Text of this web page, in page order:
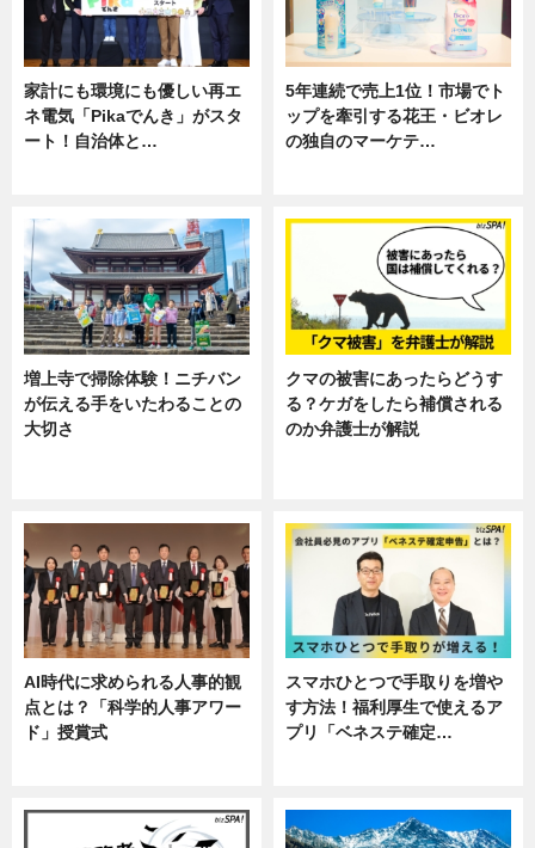
家計にも環境にも優しい再エ
ネ電気「Pikaでんき」がスタ
ート！自治体と…
5年連続で売上1位！市場でト
ップを牽引する花王・ビオレ
の独自のマーケテ…
増上寺で掃除体験！ニチバン
が伝える手をいたわることの
大切さ
クマの被害にあったらどうす
る？ケガをしたら補償される
のか弁護士が解説
AI時代に求められる人事的観
点とは？「科学的人事アワー
ド」授賞式
スマホひとつで手取りを増や
す方法！福利厚生で使えるア
プリ「ベネステ確定…